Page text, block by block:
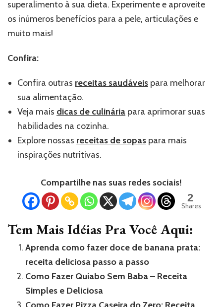
superalimento à sua dieta. Experimente e aproveite
os inúmeros benefícios para a pele, articulações e
muito mais!
Confira:
Confira outras receitas saudáveis para melhorar
sua alimentação.
Veja mais dicas de culinária para aprimorar suas
habilidades na cozinha.
Explore nossas receitas de sopas para mais
inspirações nutritivas.
Compartilhe nas suas redes sociais!
2
Shares
Tem Mais Idéias Pra Você Aqui:
Aprenda como fazer doce de banana prata:
receita deliciosa passo a passo
Como Fazer Quiabo Sem Baba – Receita
Simples e Deliciosa